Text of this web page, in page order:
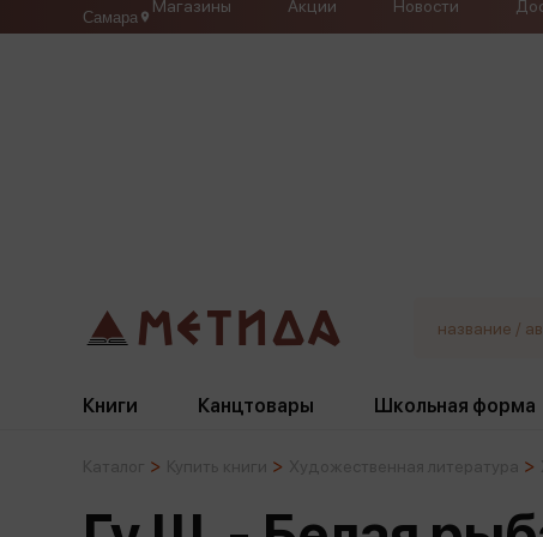
Самара
Магазины Акции Новости
Книги Канцтовары Школьная форма